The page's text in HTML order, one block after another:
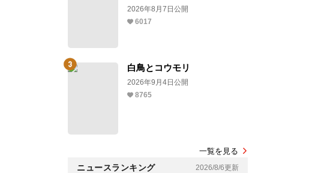
2026年8月7日公開
6017
白鳥とコウモリ
2026年9月4日公開
8765
一覧を見る
ニュースランキング 2026/8/6更新